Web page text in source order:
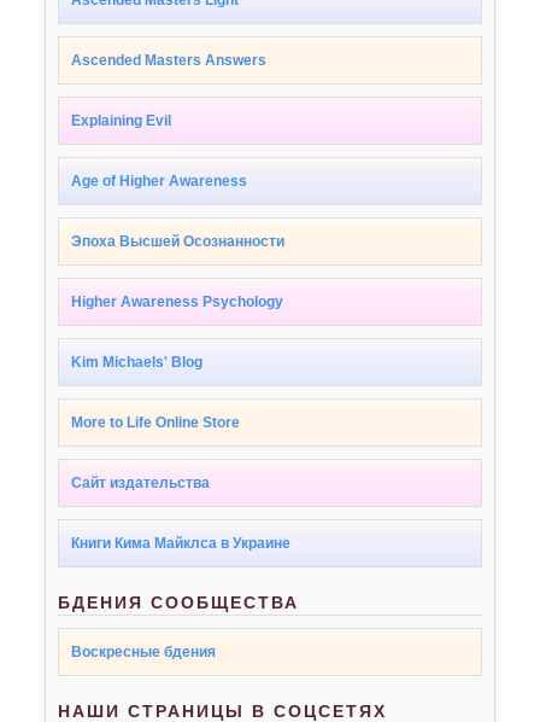
Ascended Masters Answers
Explaining Evil
Age of Higher Awareness
Эпоха Высшей Осознанности
Higher Awareness Psychology
Kim Michaels' Blog
More to Life Online Store
Сайт издательства
Книги Кима Майклса в Украине
БДЕНИЯ СООБЩЕСТВА
Воскресные бдения
НАШИ СТРАНИЦЫ В СОЦСЕТЯХ